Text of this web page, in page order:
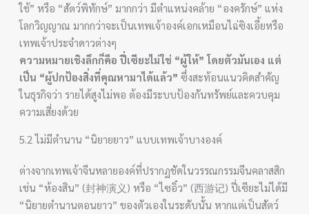
ใช้” หรือ “สัตว์พิทักษ์” มากกว่า มีตำแหน่งคล้าย “องครักษ์” แห่ง
โลกวิญญาณ มากกว่าจะเป็นเทพเจ้าองค์เอกเหมือนไฉ่ซิงเอี้ยหรือ
เทพเจ้าประจำดาวต่างๆ
ความหมายเชิงลึกก็คือ ปี่เซียะไม่ใช่ “ผู้ให้” โดยตัวมันเอง แต่
เป็น “ผู้ปกป้องสิ่งที่คุณหามาได้แล้ว” ซึ่งสะท้อนแนวคิดสำคัญ
ในธุรกิจว่า รายได้สูงไม่พอ ต้องมีระบบป้องกันทรัพย์และควบคุม
ความเสี่ยงด้วย
5.2 ไม่มีตำนาน “นิยายยาว” แบบเทพเจ้าบางองค์
ต่างจากเทพเจ้าจีนหลายองค์ที่ปรากฏชัดในวรรณกรรมจีนคลาสสิก
เช่น “ห้องสิน” (封神演义) หรือ “ไซอิ๋ว” (西游记) ปี่เซียะไม่ได้มี
“นิยายตำนานตอนยาว” ของตัวเองในระดับนั้น หากแต่เป็นสัตว์